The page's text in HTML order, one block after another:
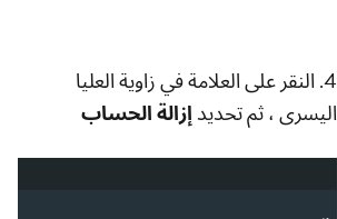
4. النقر على العلامة في زاوية العليا
اليسرى ، ثم تحديد إزالة الحساب